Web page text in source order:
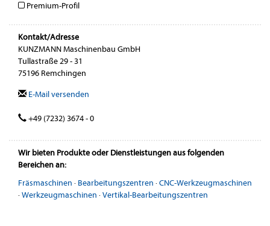
Premium-Profil
Kontakt/Adresse
KUNZMANN Maschinenbau GmbH
Tullastraße 29 - 31
75196 Remchingen
E-Mail versenden
+49 (7232) 3674 - 0
Wir bieten Produkte oder Dienstleistungen aus folgenden
Bereichen an:
Fräsmaschinen · Bearbeitungszentren ·CNC-Werkzeugmaschinen
·Werkzeugmaschinen ·Vertikal-Bearbeitungszentren